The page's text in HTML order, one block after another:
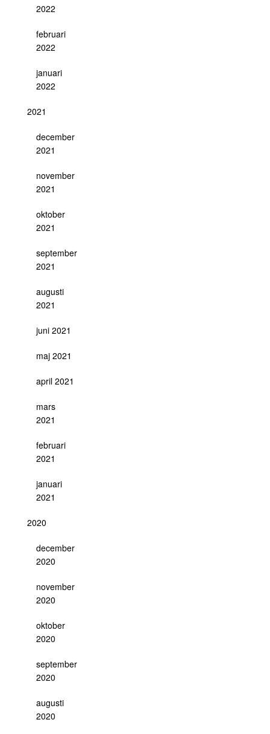
2022
februari
2022
januari
2022
2021
december
2021
november
2021
oktober
2021
september
2021
augusti
2021
juni 2021
maj 2021
april 2021
mars
2021
februari
2021
januari
2021
2020
december
2020
november
2020
oktober
2020
september
2020
augusti
2020